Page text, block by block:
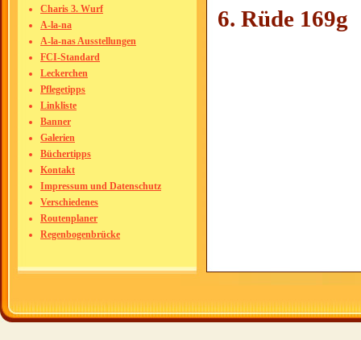
Charis 3. Wurf
A-la-na
A-la-nas Ausstellungen
FCI-Standard
Leckerchen
Pflegetipps
Linkliste
Banner
Galerien
Büchertipps
Kontakt
Impressum und Datenschutz
Verschiedenes
Routenplaner
Regenbogenbrücke
6. Rüde 169g